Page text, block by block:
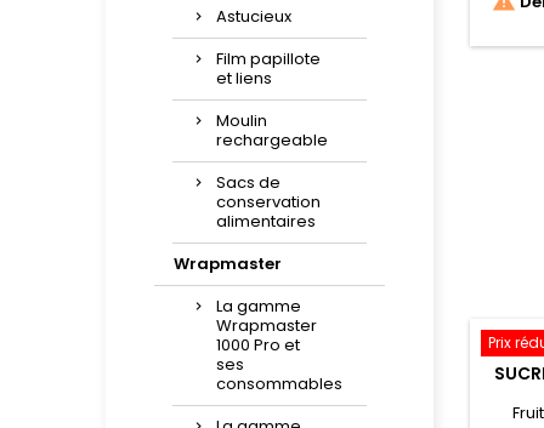
Astucieux
Film papillote
et liens
Moulin
rechargeable
Sacs de
conservation
alimentaires
Wrapmaster
La gamme
Wrapmaster
1000 Pro et
ses
consommables
Prix